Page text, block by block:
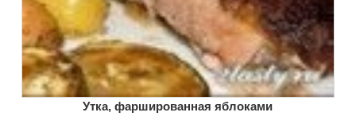
Утка, фаршированная яблоками